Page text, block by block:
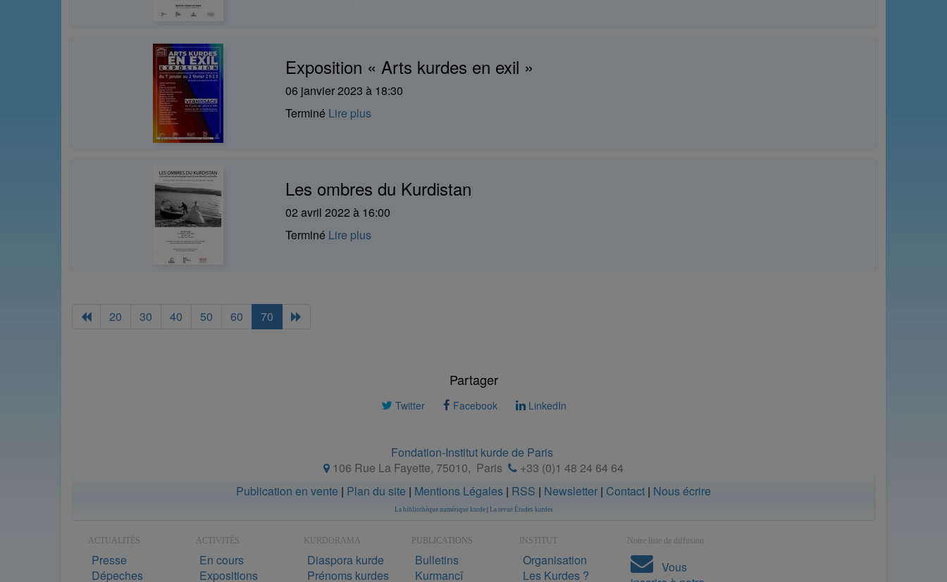
Exposition « Arts kurdes en exil »
06 janvier 2023 à 18:30
Terminé Lire plus
Les ombres du Kurdistan
02 avril 2022 à 16:00
Terminé Lire plus
20 30 40 50 60 70
Partager
Twitter Facebook LinkedIn
Fondation-Institut kurde de Paris
106 Rue La Fayette, 75010, Paris
+33 (0)1 48 24 64 64
Publication en vente | Plan du site | Mentions Légales | RSS | Newsletter | Contact | Nous écrire
La bibliothèque numérique kurde| La revue Études kurdes
ACTUALITÉS
Presse
Dépeches
ACTIVITÉS
En cours
Expositions
KURDORAMA
Diaspora kurde
Prénoms kurdes
PUBLICATIONS
Bulletins
Kurmancî
INSTITUT
Organisation
Les Kurdes ?
Notre liste de diffusion
Vous